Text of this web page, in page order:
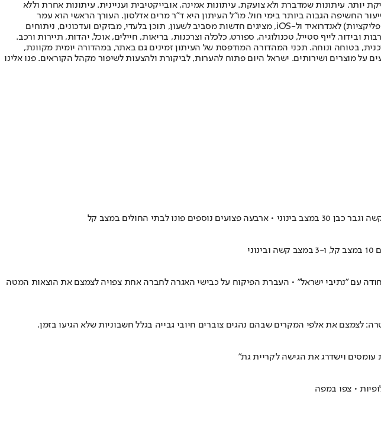
יותר. עיתונות שמדברת ולא צועקת. עיתונות אמינה, אובייקטיבית ועניינית. עיתונות אחרת וללא
2010 הפך "ישראל היום" לעיתון הישראלי בעל שיעור החשיפה הגבוה ביותר בימי חול. מו"ל העיתון היא ד"ר מרים אדלסון. העורך הראשי הוא עמר
לחמנוביץ, והעורך המייסד הוא עמוס רגב. אתרי האינטרנט של "ישראל היום" בעברית ובאנגלית, כמו כן היישומונים (אפליקציות) לאנדרואיד ול-iOS, מציגים חדשות מסביב לשעון, תוכן בלעדי, מבזקים ועדכונים, ניתוחים
ובידור, לייף סטייל, טכנולוגיה, ספורט, כלכלה וצרכנות, בריאות, חיילים, אוכל, יהדות, תיירות ורכב.
בטוחה ונוחה. תכני המהדורה המודפסת של העיתון זמינים גם באתר, במהדורה יומית מקוונת,
על מוצרים ושירותים. ישראל היום פתוח להערות, לביקורת ולהצעות לשיפור מקהל הקוראים. פנו אלינו
עם "נתיבי ישראל" • העברת הפיקוח על כבישי האגרה לחברה אחת צפויה לצמצם את הוצאות המטה
לצמצם את אלפי המקרים שבהם נהגים צוברים חיובי גבייה בגלל חשבוניות שלא הגיעו בזמן.